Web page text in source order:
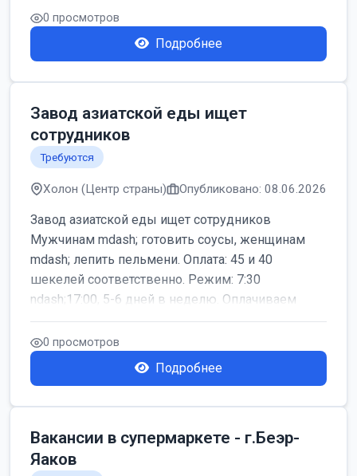
0 просмотров
Подробнее
Завод азиатской еды ищет
сотрудников
Требуются
Холон (Центр страны) Опубликовано: 08.06.2026
Завод азиатской еды ищет сотрудников
Мужчинам mdash; готовить соусы, женщинам
mdash; лепить пельмени. Оплата: 45 и 40
шекелей соответственно. Режим: 7:30
ndash;17:00, 5-6 дней в неделю. Оплачиваем
дор...
0 просмотров
Подробнее
Вакансии в супермаркете - г.Беэр-
Яаков